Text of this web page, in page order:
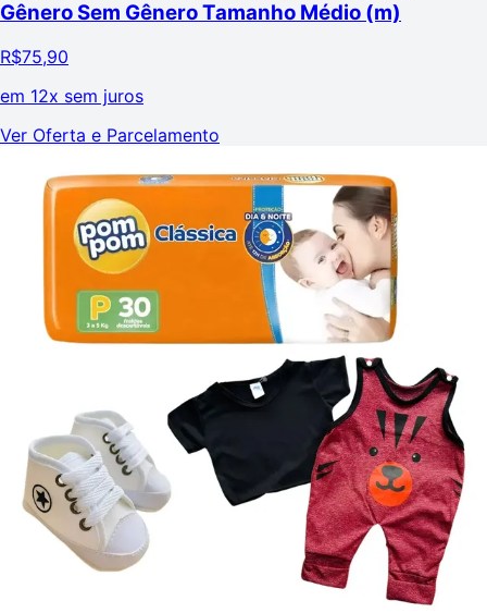
Gênero Sem Gênero Tamanho Médio (m)
R$75,90
em 12x sem juros
Ver Oferta e Parcelamento